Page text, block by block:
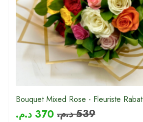
Bouquet Mixed Rose - Fleuriste Rabat
539 د.م. 370 د.م.